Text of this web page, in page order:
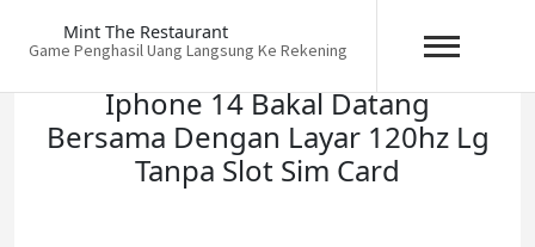
Mint The Restaurant
Game Penghasil Uang Langsung Ke Rekening
Iphone 14 Bakal Datang
Bersama Dengan Layar 120hz Lg
Tanpa Slot Sim Card